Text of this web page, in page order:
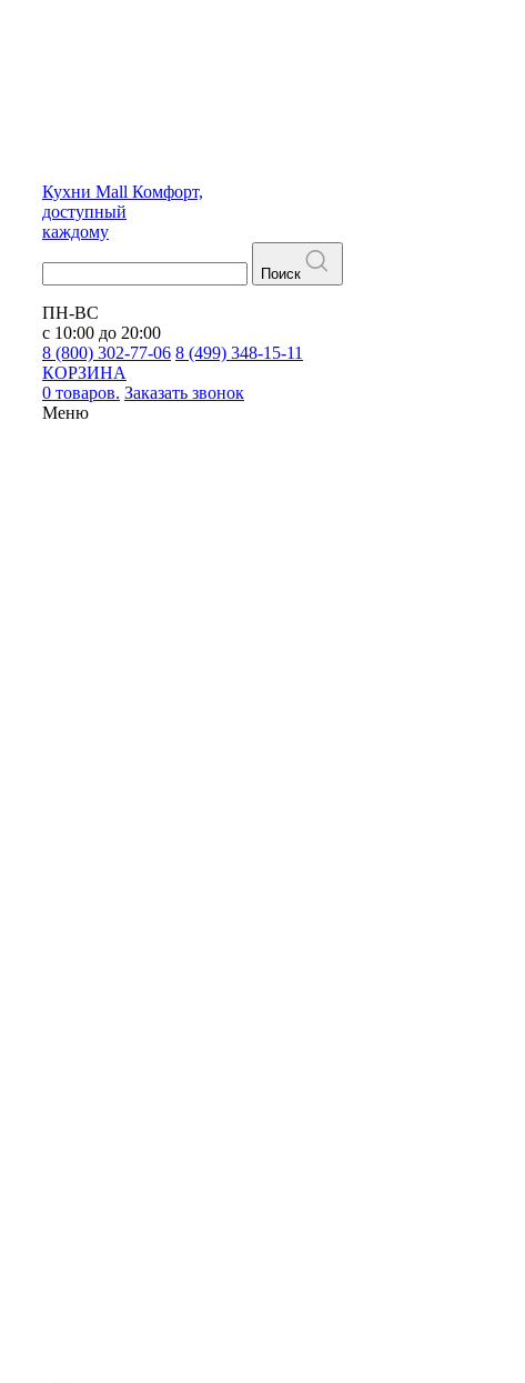
Кухни Mall Комфорт,
доступный
каждому
Поиск
ПН-ВС
с 10:00 до 20:00
8 (800) 302-77-06 8 (499) 348-15-11
КОРЗИНА
0 товаров. Заказать звонок
Меню